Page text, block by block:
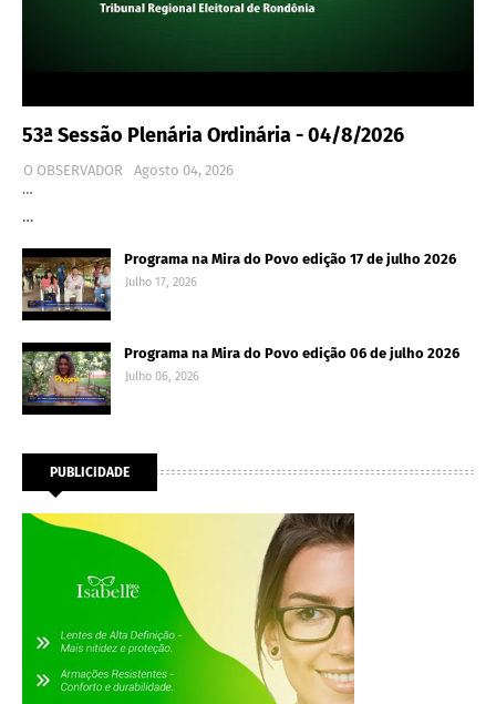
53ª Sessão Plenária Ordinária - 04/8/2026
O OBSERVADOR
Agosto 04, 2026
…
…
Programa na Mira do Povo edição 17 de julho 2026
Julho 17, 2026
Programa na Mira do Povo edição 06 de julho 2026
Julho 06, 2026
PUBLICIDADE